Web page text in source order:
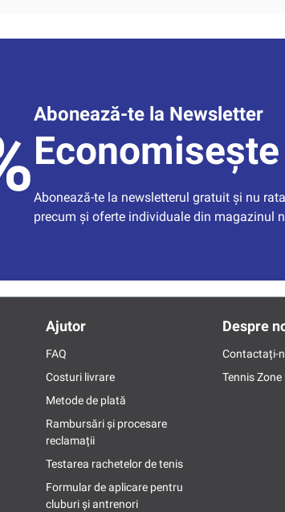
Abonează-te la Newsletter
Economisește
Abonează-te la newsletterul gratuit și nu
precum și oferte individuale din magazinul
Ajutor
FAQ
Costuri livrare
Metode de plată
Rambursări și procesare
reclamații
Testarea rachetelor de tenis
Formular de aplicare pentru
cluburi și antrenori
Despre
Contactați-
Tennis Zone